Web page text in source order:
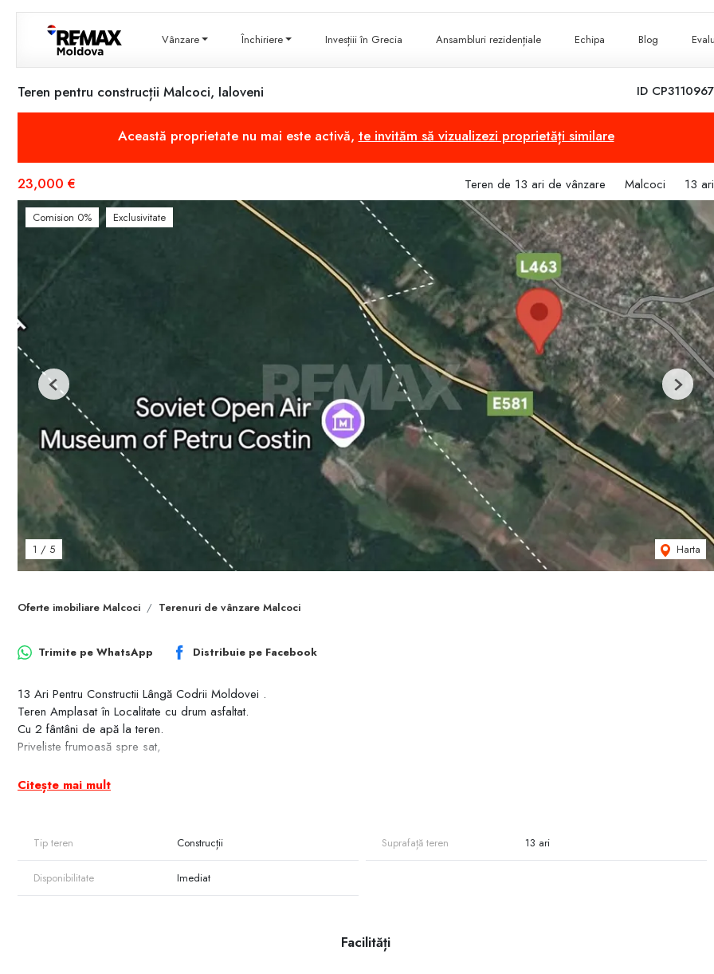
Vânzare Închiriere Invesțiii în Grecia Ansambluri rezidențiale Echipa Blog
ID CP3110967
Teren pentru construcții Malcoci, Ialoveni
Această proprietate nu mai este activă, te invităm să vizualizezi proprietăți similare
23,000 € Teren de 13 ari de vânzare Malcoci 13 ari
Comision 0% Exclusivitate
1 / 5 Harta
Previous Next
Oferte imobiliare Malcoci Terenuri de vânzare Malcoci
Trimite pe WhatsApp Distribuie pe Facebook
13 Ari Pentru Constructii Lângă Codrii Moldovei .
Teren Amplasat în Localitate cu drum asfaltat.
Cu 2 fântâni de apă la teren.
Priveliste frumoasă spre sat,
Citește mai mult
Tip teren Construcții Suprafață teren 13 ari
Disponibilitate Imediat
Facilități